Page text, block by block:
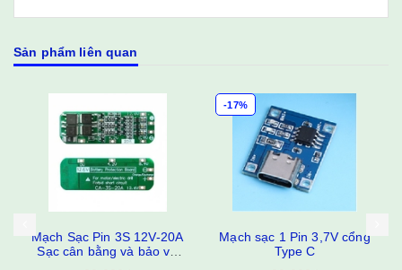
Sản phẩm liên quan
Pin 3S 12V-20A
bằng và bảo vệ
Mạch sạc 1 Pin 3,7V cổng
Mạch sạc và